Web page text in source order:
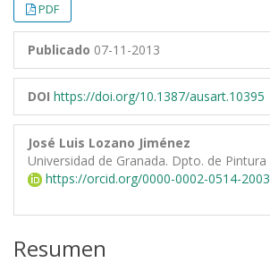
PDF
Publicado 07-11-2013
DOI https://doi.org/10.1387/ausart.10395
José Luis Lozano Jiménez
Universidad de Granada. Dpto. de Pintura
https://orcid.org/0000-0002-0514-2003
Resumen